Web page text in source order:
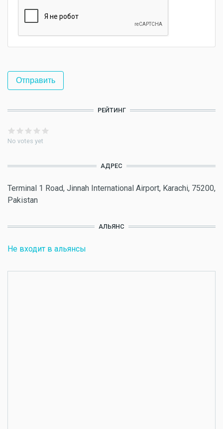
РЕЙТИНГ
No votes yet
АДРЕС
Terminal 1 Road, Jinnah International Airport, Karachi, 75200,
Pakistan
АЛЬЯНС
Не входит в альянсы